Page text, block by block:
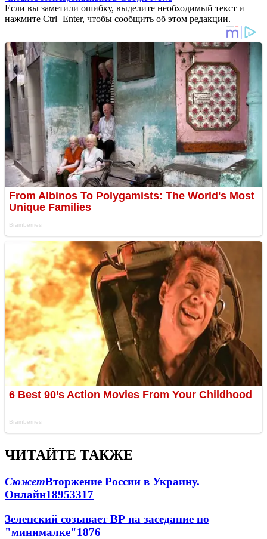
Если вы заметили ошибку, выделите необходимый текст и
нажмите Ctrl+Enter, чтобы сообщить об этом редакции.
ЧИТАЙТЕ ТАКЖЕ
СюжетВторжение России в Украину.
Онлайн18953317
Зеленский созывает ВР на заседание по
"минималке"1876